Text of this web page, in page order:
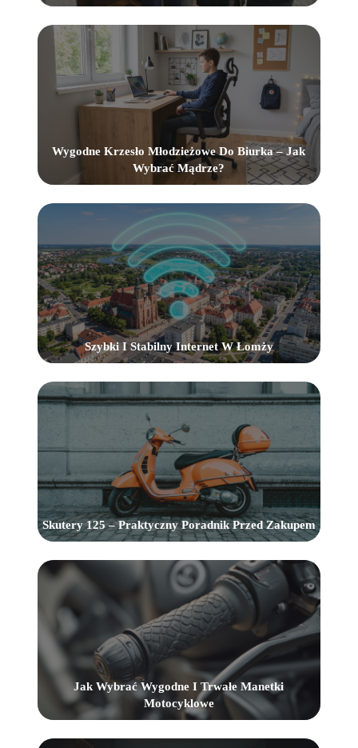
Wygodne Krzesło Młodzieżowe Do Biurka – Jak
Wybrać Mądrze?
Szybki I Stabilny Internet W Łomży
Skutery 125 – Praktyczny Poradnik Przed Zakupem
Jak Wybrać Wygodne I Trwałe Manetki
Motocyklowe